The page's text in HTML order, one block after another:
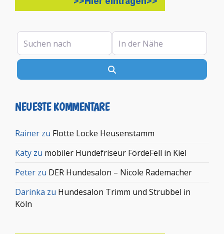
Suchen nach In der Nähe
NEUESTE KOMMENTARE
Rainer zu Flotte Locke Heusenstamm
Katy zu mobiler Hundefriseur FördeFell in Kiel
Peter zu DER Hundesalon – Nicole Rademacher
Darinka zu Hundesalon Trimm und Strubbel in
Köln